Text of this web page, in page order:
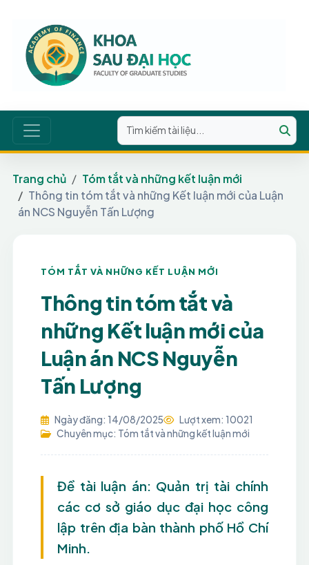
Trang chủ
Tóm tắt và những kết luận mới
Thông tin tóm tắt và những Kết luận mới của Luận
án NCS Nguyễn Tấn Lượng
TÓM TẮT VÀ NHỮNG KẾT LUẬN MỚI
Thông tin tóm tắt và
những Kết luận mới của
Luận án NCS Nguyễn
Tấn Lượng
Ngày đăng: 14/08/2025
Lượt xem: 10021
Chuyên mục: Tóm tắt và những kết luận mới
Đề tài luận án: Quản trị tài chính
các cơ sở giáo dục đại học công
lập trên địa bàn thành phố Hồ Chí
Minh.